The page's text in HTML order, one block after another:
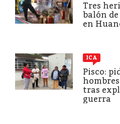
Tres
balón
en
ICA
Pisco:
tras
guerra